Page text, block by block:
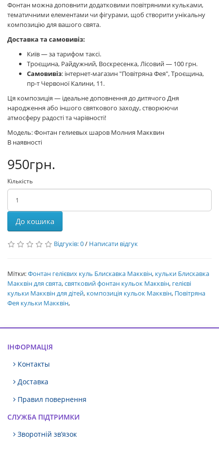
Фонтан можна доповнити додатковими повітряними кульками,
тематичними елементами чи фігурами, щоб створити унікальну
композицію для вашого свята.
Доставка та самовивіз:
Київ — за тарифом таксі.
Троєщина, Райдужний, Воскресенка, Лісовий — 100 грн.
Самовивіз: інтернет-магазин "Повітряна Фея", Троєщина,
пр-т Червоної Калини, 11.
Ця композиція — ідеальне доповнення до дитячого Дня
народження або іншого святкового заходу, створюючи
атмосферу радості та чарівності!
Модель: Фонтан гелиевых шаров Молния Макквин
В наявності
950грн.
Кількість
До кошика
Відгуків: 0/ Написати відгук
Мітки:Фонтан гелієвих куль Блискавка Макквін, кульки Блискавка
Макквін для свята,святковий фонтан кульок Макквін, гелієві
кульки Макквін для дітей, композиція кульок Макквін, Повітряна
Фея кульки Макквін,
ІНФОРМАЦІЯ
Контакты
Доставка
Правил повернення
СЛУЖБА ПІДТРИМКИ
Зворотній зв’язок